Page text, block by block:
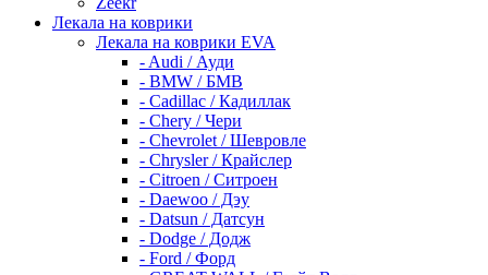
Лекала на коврики
Лекала на коврики EVA
- Audi / Ауди
- BMW / БМВ
- Cadillac / Кадиллак
- Chery / Чери
- Chevrolet / Шевровле
- Chrysler / Крайслер
- Citroen / Ситроен
- Daewoo / Дэу
- Datsun / Датсун
- Dodge / Додж
- Ford / Форд